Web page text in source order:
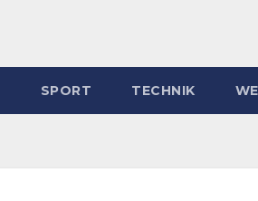
SPORT TECHNIK